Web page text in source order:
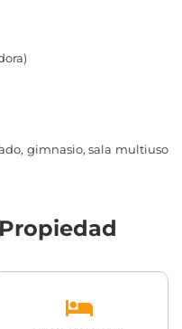
gimnasio, sala multiuso